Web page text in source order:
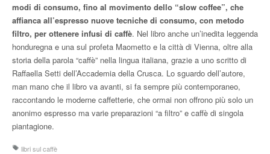
modi di consumo, fino al movimento dello “slow coffee”, che
affianca all’espresso nuove tecniche di consumo, con metodo
filtro, per ottenere infusi di caffè. Nel libro anche un’inedita leggenda
honduregna e una sul profeta Maometto e la città di Vienna, oltre alla
storia della parola “caffè” nella lingua italiana, grazie a uno scritto di
Raffaella Setti dell’Accademia della Crusca. Lo sguardo dell’autore,
man mano che il libro va avanti, si fa sempre più contemporaneo,
raccontando le moderne caffetterie, che ormai non offrono più solo un
anonimo espresso ma varie preparazioni “a filtro” e caffè di singola
piantagione.
libri sul caffè